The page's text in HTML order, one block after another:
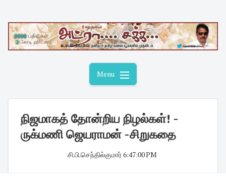
content
Menu
நிஜமாகத் தோன்றிய நிழல்கள்! -
ருக்மணி ஜெயராமன் -சிறுகதை
சி.பி.செந்தில்குமார்6:47:00 PM